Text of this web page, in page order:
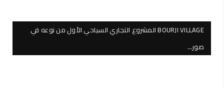
BOURJI VILLAGE المشروع التجاري السياحي الأول من نوعه في
صور…